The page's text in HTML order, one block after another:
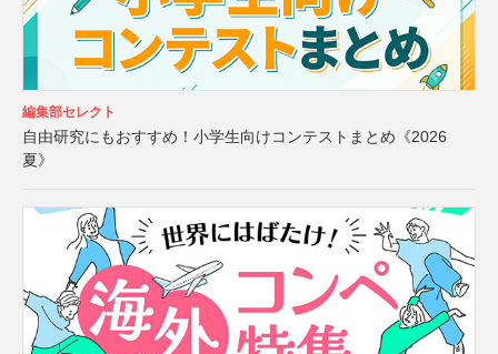
編集部セレクト
自由研究にもおすすめ！小学生向けコンテストまとめ《2026
夏》